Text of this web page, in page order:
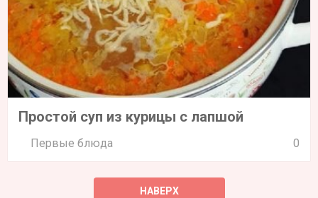
Простой суп из курицы с лапшой
Первые блюда 0
НАВЕРХ